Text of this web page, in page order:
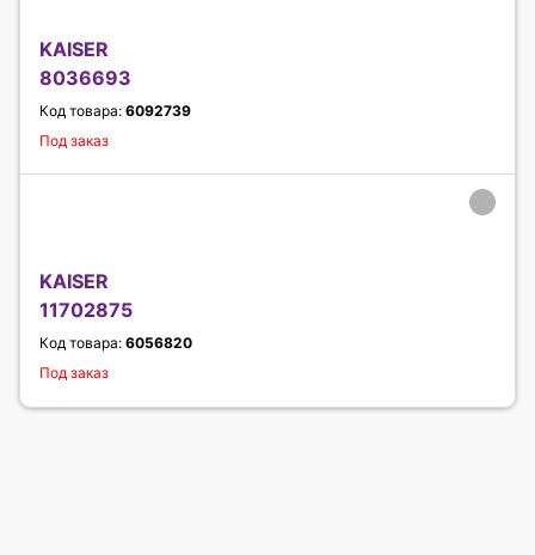
KAISER
8036693
Код товара: 6092739
Под заказ
KAISER
11702875
Код товара: 6056820
Под заказ